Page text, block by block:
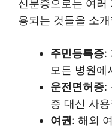
신분증으로는 여러
용되는 것들을 소
주민등록증:
모든 병원에
운전면허증:
증 대신 사
여권 : 해외